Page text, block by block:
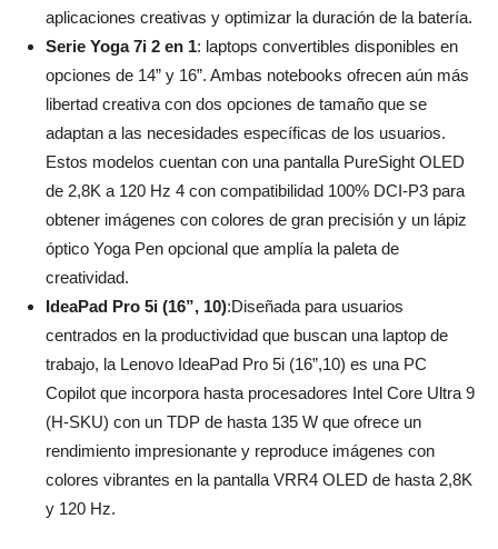
aplicaciones creativas y optimizar la duración de la batería.
Serie Yoga 7i 2 en 1: laptops convertibles disponibles en
opciones de 14” y 16”. Ambas notebooks ofrecen aún más
libertad creativa con dos opciones de tamaño que se
adaptan a las necesidades específicas de los usuarios.
Estos modelos cuentan con una pantalla PureSight OLED
de 2,8K a 120 Hz 4 con compatibilidad 100% DCI-P3 para
obtener imágenes con colores de gran precisión y un lápiz
óptico Yoga Pen opcional que amplía la paleta de
creatividad.
IdeaPad Pro 5i (16”, 10):Diseñada para usuarios
centrados en la productividad que buscan una laptop de
trabajo, la Lenovo IdeaPad Pro 5i (16”,10) es una PC
Copilot que incorpora hasta procesadores Intel Core Ultra 9
(H-SKU) con un TDP de hasta 135 W que ofrece un
rendimiento impresionante y reproduce imágenes con
colores vibrantes en la pantalla VRR4 OLED de hasta 2,8K
y 120 Hz.